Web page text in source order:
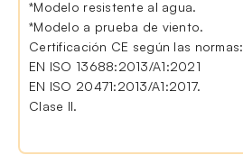
*Modelo resistente al agua.
*Modelo a prueba de viento.
Certificación CE según las normas:
EN ISO 13688:2013/A1:2021
EN ISO 20471:2013/A1:2017.
Clase II.